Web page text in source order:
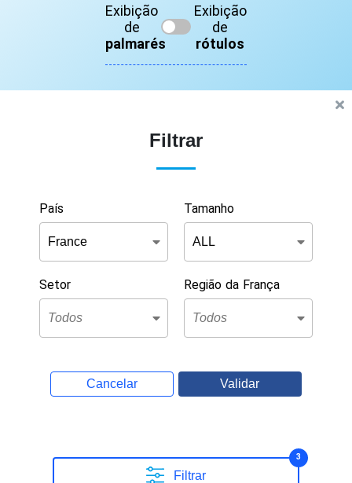
Exibição
de
palmarés
Exibição
de
rótulos
Filtrar
País Tamanho
Setor Região da França
Cancelar Validar
Filtrar
3